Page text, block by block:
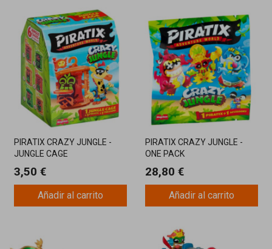
PIRATIX CRAZY JUNGLE -
JUNGLE CAGE
3,50 €
Añadir al carrito
PIRATIX CRAZY JUNGLE -
ONE PACK
28,80 €
Añadir al carrito